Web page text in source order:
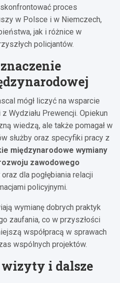
skonfrontować proces
w Polsce i w Niemczech,
jak i różnice w
policjantów.
mógł liczyć na wsparcie
Wydziału Prewencji. Opiekun
wiedzą, ale także pomagał w
służby oraz specyfiki pracy z
międzynarodowe wymiany
zawodowego
oraz dla pogłębiania relacji
policyjnymi.
wymianę dobrych praktyk
zaufania, co w przyszłości
współpracą w sprawach
wspólnych projektów.
i dalsze